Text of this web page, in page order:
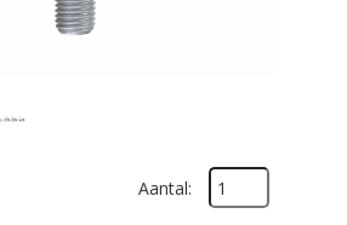
Aantal: